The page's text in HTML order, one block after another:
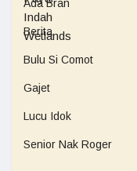
Ada Bran
Berita
Bulu Si Comot
Gajet
Lucu Idok
Senior Nak Roger